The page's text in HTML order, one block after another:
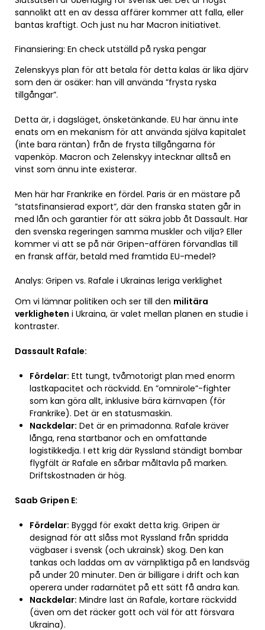
sannolikt att en av dessa affärer kommer att falla, eller
bantas kraftigt. Och just nu har Macron initiativet.
Finansiering: En check utställd på ryska pengar
Zelenskyys plan för att betala för detta kalas är lika djärv
som den är osäker: han vill använda ”frysta ryska
tillgångar”.
Detta är, i dagsläget, önsketänkande. EU har ännu inte
enats om en mekanism för att använda själva kapitalet
(inte bara räntan) från de frysta tillgångarna för
vapenköp. Macron och Zelenskyy intecknar alltså en
vinst som ännu inte existerar.
Men här har Frankrike en fördel. Paris är en mästare på
”statsfinansierad export”, där den franska staten går in
med lån och garantier för att säkra jobb åt Dassault. Har
den svenska regeringen samma muskler och vilja? Eller
kommer vi att se på när Gripen-affären förvandlas till
en fransk affär, betald med framtida EU-medel?
Analys: Gripen vs. Rafale i Ukrainas leriga verklighet
Om vi lämnar politiken och ser till den militära
verkligheten i Ukraina, är valet mellan planen en studie i
kontraster.
Dassault Rafale:
Fördelar: Ett tungt, tvåmotorigt plan med enorm
lastkapacitet och räckvidd. En ”omnirole”-fighter
som kan göra allt, inklusive bära kärnvapen (för
Frankrike). Det är en statusmaskin.
Nackdelar: Det är en primadonna. Rafale kräver
långa, rena startbanor och en omfattande
logistikkedja. I ett krig där Ryssland ständigt bombar
flygfält är Rafale en sårbar måltavla på marken.
Driftskostnaden är hög.
Saab Gripen E:
Fördelar: Byggd för exakt detta krig. Gripen är
designad för att slåss mot Ryssland från spridda
vägbaser i svensk (och ukrainsk) skog. Den kan
tankas och laddas om av värnpliktiga på en landsväg
på under 20 minuter. Den är billigare i drift och kan
operera under radarnätet på ett sätt få andra kan.
Nackdelar: Mindre last än Rafale, kortare räckvidd
(även om det räcker gott och väl för att försvara
Ukraina).